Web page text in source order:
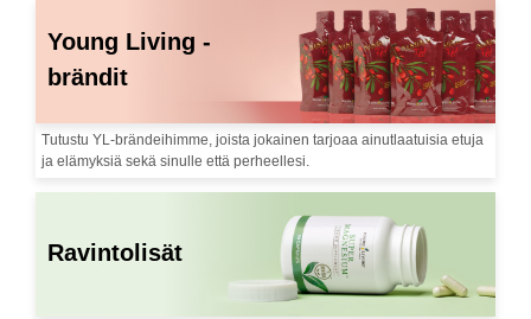
Young Living -
brändit
Tutustu YL-brändeihimme, joista jokainen tarjoaa ainutlaatuisia etuja
ja elämyksiä sekä sinulle että perheellesi.
Ravintolisät ​